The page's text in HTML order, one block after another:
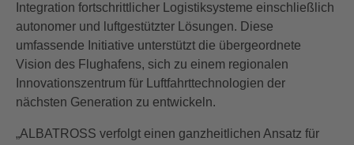
Integration fortschrittlicher Logistiksysteme einschließlich
autonomer und luftgestützter Lösungen. Diese
umfassende Initiative unterstützt die übergeordnete
Vision des Flughafens, sich zu einem regionalen
Innovationszentrum für Luftfahrttechnologien der
nächsten Generation zu entwickeln.
„ALBATROSS verfolgt einen ganzheitlichen Ansatz für